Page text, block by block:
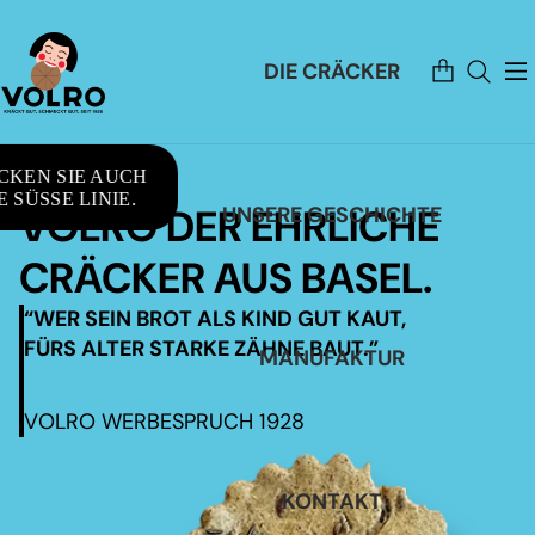
DIE CRÄCKER
UNSERE GESCHICHTE
MANUFAKTUR
KONTAKT
Artikel
im
Warenkorb
SIE AUCH
SÜSSE LINIE.
VOLRO DER EHRLICHE
CRÄCKER AUS BASEL.
“WER SEIN BROT ALS KIND GUT KAUT,
FÜRS ALTER STARKE ZÄHNE BAUT.”
VOLRO WERBESPRUCH 1928